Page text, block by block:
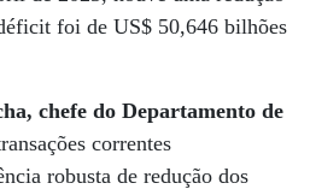
foi de US$ 50,646 bilhões
chefe do Departamento de
correntes
robusta de redução dos